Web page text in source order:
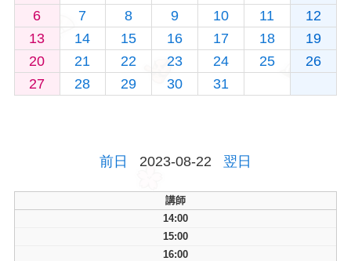
6
7 8 9 10 11
12
13
14 15 16 17 18
19
20
21 22 23 24 25
26
27
28 29 30 31
前日 2023-08-22 翌日
講師
14:00
15:00
16:00